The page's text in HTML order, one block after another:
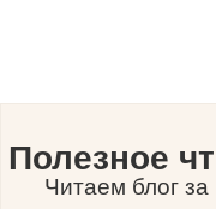
Полезное
Читаем блог